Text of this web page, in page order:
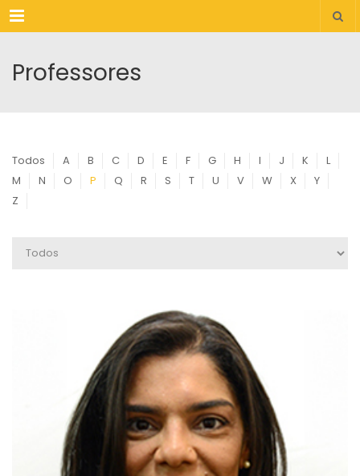
Menu
Professores
Todos A B C D E F G H I J K
L
M
N O P Q R S T U V W X
Y
Z